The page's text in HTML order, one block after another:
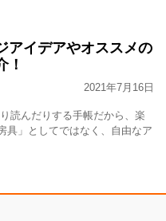
アイデアやオススメの
！
2021年7月16日
読んだりする手帳だから、楽
」としてではなく、自由なア